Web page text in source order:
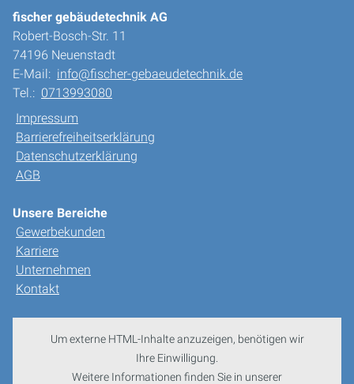
fischer gebäudetechnik AG
Robert-Bosch-Str. 11
74196 Neuenstadt
E-Mail: info@fischer-gebaeudetechnik.de
Tel.: 0713993080
Impressum
Barrierefreiheitserklärung
Datenschutzerklärung
AGB
Unsere Bereiche
Gewerbekunden
Karriere
Unternehmen
Kontakt
Um externe HTML-Inhalte anzuzeigen, benötigen wir
Ihre Einwilligung.
Weitere Informationen finden Sie in unserer